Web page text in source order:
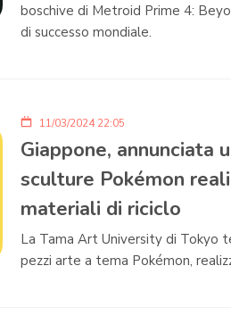
boschive di Metroid Prime 4:
di successo mondiale.
11/03/2024 22:05
Giappone, annunciata
sculture Pokémon
materiali di riciclo
La Tama Art University di Tokyo
pezzi arte a tema Pokémon,